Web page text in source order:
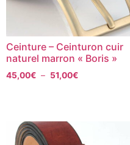
Ceinture – Ceinturon cuir
naturel marron « Boris »
45,00€ – 51,00€